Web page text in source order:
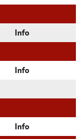
Info
Info
Info